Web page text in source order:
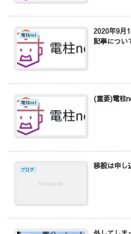
電柱net
2020年9月
記事につい
電柱net (重要)電柱
ブログ 移設は申